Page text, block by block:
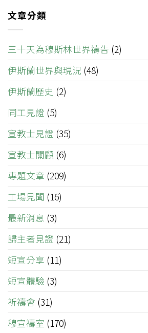
文章分類
三十天為穆斯林世界禱告 (2)
伊斯蘭世界與現況 (48)
伊斯蘭歷史 (2)
同工見證 (5)
宣教士見證 (35)
宣教士關顧 (6)
專題文章 (209)
工場見聞 (16)
最新消息 (3)
歸主者見證 (21)
短宣分享 (11)
短宣體驗 (3)
祈禱會 (31)
穆宣禱室 (170)